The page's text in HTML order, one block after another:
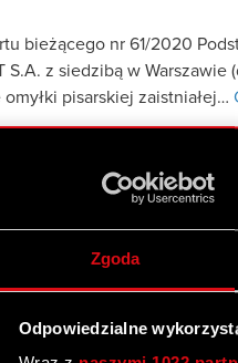
Zgoda
Odpowiedzialne
bieżącego nr 61/2020
S.A. z siedzibą w
pisarskiej zaistniałej…
kapitału zakładowego -
nr 60/2020/K
bieżącego nr 60/2020
CD PROJEKT S.A. z